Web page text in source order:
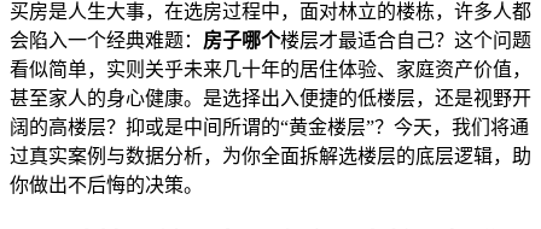
买房是人生大事，在选房过程中，面对林立的楼栋，许多人都
会陷入一个经典难题： 房子哪个楼层才最适合自己？这个问题
看似简单，实则关乎未来几十年的居住体验、家庭资产价值，
甚至家人的身心健康。是选择出入便捷的低楼层，还是视野开
阔的高楼层？抑或是中间所谓的“黄金楼层”？今天，我们将通
过真实案例与数据分析，为你全面拆解选楼层的底层逻辑，助
你做出不后悔的决策。